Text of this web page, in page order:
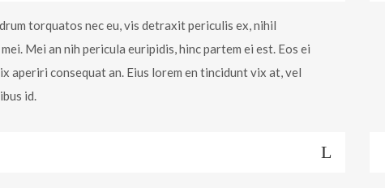
torquatos nec eu, vis detraxit periculis ex, nihil
Mei an nih pericula euripidis, hinc partem ei est. Eos ei
aperiri consequat an. Eius lorem en tincidunt vix at, vel
id.